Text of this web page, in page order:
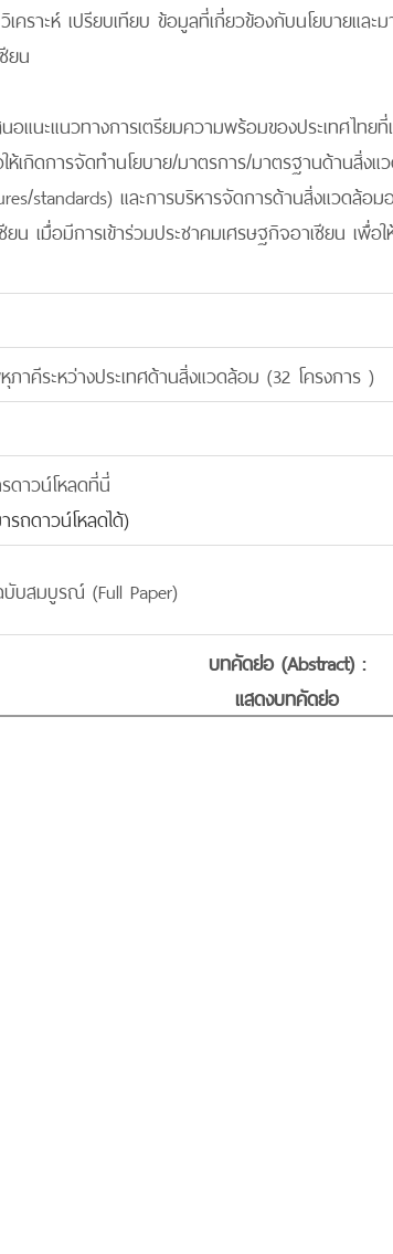
คราะห์ เปรียบเทียบ ข้อมูลที่เกี่ยวข้องกับนโยบายแล
ยน
อแนะแนวทางการเตรียมความพร้อมของประเทศไท
ห้เกิดการจัดทำนโยบาย/มาตรการ/มาตรฐานด้านสิ่ง
standards) และการบริหารจัดการด้านสิ่งแวดล้อ
ยน เมื่อมีการเข้าร่วมประชาคมเศรษฐกิจอาเซียน เพื่
าคีระหว่างประเทศด้านสิ่งแวดล้อม (32 โครงการ )
าวน์โหลดที่นี่
รถดาวน์โหลดได้)
บสมบูรณ์ (Full Paper)
บทคัดย่อ (Abstract) :
แสดงบทคัดย่อ